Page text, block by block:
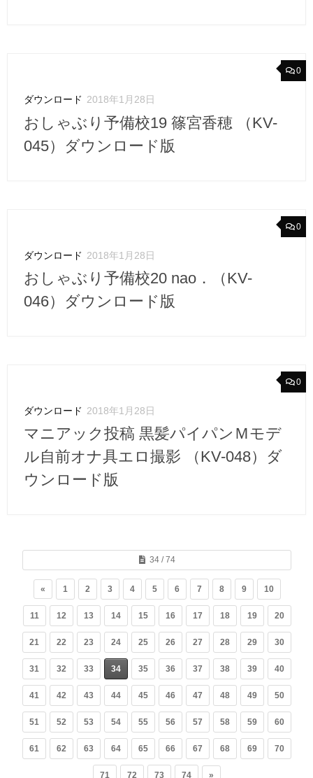
0
ダウンロード 2018年1月28日
おしゃぶり予備校19 篠宮香穂 （KV-
045）ダウンロード版
0
ダウンロード 2018年1月28日
おしゃぶり予備校20 nao．（KV-
046）ダウンロード版
0
ダウンロード 2018年1月28日
マニアック投稿 黒髪パイパンＭモデ
ル自前オナ具エロ撮影 （KV-048）ダ
ウンロード版
34 / 74
« 1 2 3 4 5 6 7 8 9 10
11 12 13 14 15 16 17 18 19 20
21 22 23 24 25 26 27 28 29 30
31 32 33 34 35 36 37 38 39 40
41 42 43 44 45 46 47 48 49 50
51 52 53 54 55 56 57 58 59 60
61 62 63 64 65 66 67 68 69 70
71 72 73 74 »